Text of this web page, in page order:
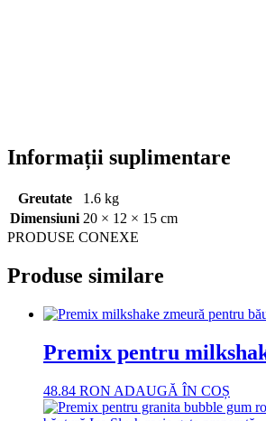
Informații suplimentare
Greutate
1.6 kg
Dimensiuni 20 × 12 × 15 cm
PRODUSE CONEXE
Produse similare
Premix pentru
48.84 RON ADAUGĂ ÎN COȘ